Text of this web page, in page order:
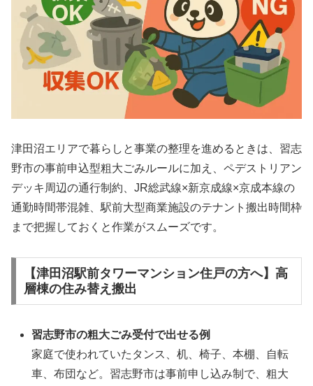
津田沼エリアで暮らしと事業の整理を進めるときは、習志
野市の事前申込型粗大ごみルールに加え、ペデストリアン
デッキ周辺の通行制約、JR総武線×新京成線×京成本線の
通勤時間帯混雑、駅前大型商業施設のテナント搬出時間枠
まで把握しておくと作業がスムーズです。
【津田沼駅前タワーマンション住戸の方へ】高
層棟の住み替え搬出
習志野市の粗大ごみ受付で出せる例
家庭で使われていたタンス、机、椅子、本棚、自転
車、布団など。習志野市は事前申し込み制で、粗大